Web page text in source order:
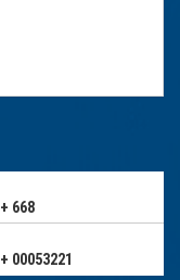
+ 668
+ 00053221